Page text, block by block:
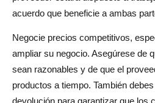
acuerdo que beneficie a ambas
Negocie precios competitivos,
ampliar su negocio. Asegúrese de
sean razonables y de que el
productos a tiempo. También
devolución para garantizar que los